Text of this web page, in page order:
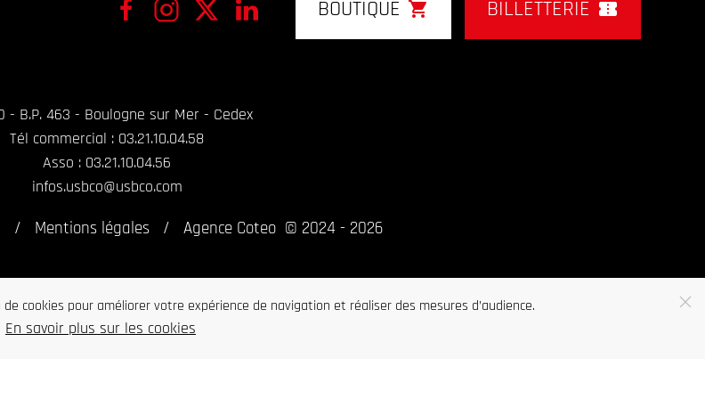
BOUTIQUE shopping_cart BILLETTERIE confirmation_number
- B.P. 463 - Boulogne sur Mer - Cedex
Tél commercial : 03.21.10.04.58
Asso : 03.21.10.04.56
infos.usbco@usbco.com
Mentions légales Agence Coteo © 2024 - 2026
cookies pour améliorer votre expérience de navigation et réaliser des mesures d’audience.
En savoir plus sur les cookies